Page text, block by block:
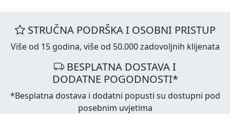
STRUČNA PODRŠKA I OSOBNI PRISTUP
Više od 15 godina, više od 50.000 zadovoljnih klijenata
BESPLATNA DOSTAVA I
DODATNE POGODNOSTI*
*Besplatna dostava i dodatni popusti su dostupni pod
posebnim uvjetima